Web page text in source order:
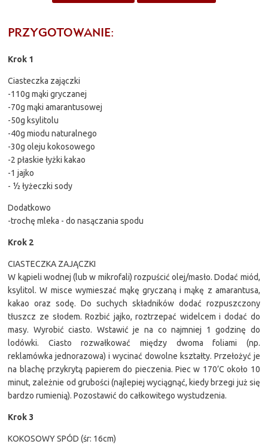
PRZYGOTOWANIE:
Krok 1
Ciasteczka zajączki
-110g mąki gryczanej
-70g mąki amarantusowej
-50g ksylitolu
-40g miodu naturalnego
-30g oleju kokosowego
-2 płaskie łyżki kakao
-1 jajko
- ½ łyżeczki sody
Dodatkowo
-trochę mleka - do nasączania spodu
Krok 2
CIASTECZKA ZAJĄCZKI
W kąpieli wodnej (lub w mikrofali) rozpuścić olej/masło. Dodać miód,
ksylitol. W misce wymieszać mąkę gryczaną i mąkę z amarantusa,
kakao oraz sodę. Do suchych składników dodać rozpuszczony
tłuszcz ze słodem. Rozbić jajko, roztrzepać widelcem i dodać do
masy. Wyrobić ciasto. Wstawić je na co najmniej 1 godzinę do
lodówki. Ciasto rozwałkować między dwoma foliami (np.
reklamówka jednorazowa) i wycinać dowolne kształty. Przełożyć je
na blachę przykrytą papierem do pieczenia. Piec w 170’C około 10
minut, zależnie od grubości (najlepiej wyciągnąć, kiedy brzegi już się
bardzo rumienią). Pozostawić do całkowitego wystudzenia.
Krok 3
KOKOSOWY SPÓD (śr: 16cm)